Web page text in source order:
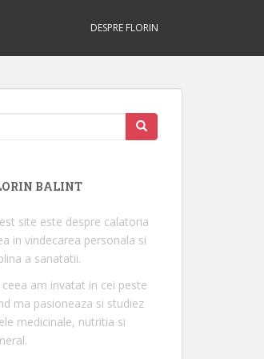
DESPRE FLORIN
BALINT
site este despre calatoria
in vindecarea personala si
a sanatatii.
am invatat in cei peste
ma pasioneaza si studiez
medicinale, nutritia si